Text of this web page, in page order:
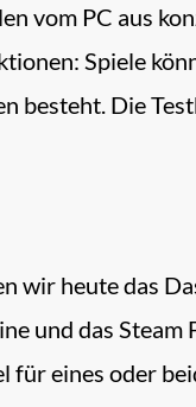
vom PC aus
Spiele
besteht. Die
wir heute das
und das Steam
eines oder